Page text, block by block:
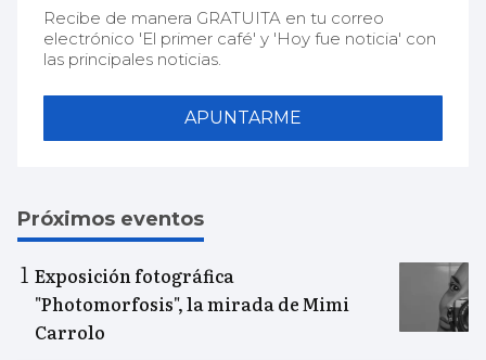
Recibe de manera GRATUITA en tu correo
electrónico 'El primer café' y 'Hoy fue noticia' con
las principales noticias.
APUNTARME
Próximos eventos
Exposición fotográfica
"Photomorfosis", la mirada de Mimi
Carrolo